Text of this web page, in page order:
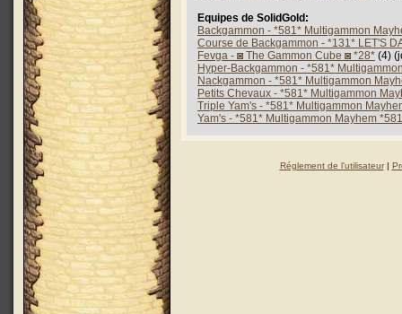
Equipes de SolidGold:
Backgammon - *581* Multigammon
Course de Backgammon - *131* LET'S
Fevga - ◙ The Gammon Cube ◙ *28* (4)
Hyper-Backgammon - *581*
Nackgammon - *581* Multigammon
Petits Chevaux - *581* Multigammon
Triple Yam's - *581* Multigammon
Yam's - *581* Multigammon Mayhem
Réglement de l'utilisateur|